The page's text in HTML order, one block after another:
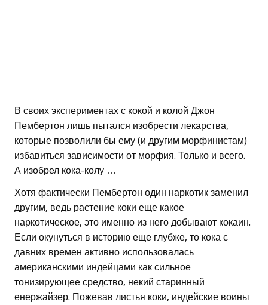
В своих экспериментах с кокой и колой Джон
Пембертон лишь пытался изобрести лекарства,
которые позволили бы ему (и другим морфинистам)
избавиться зависимости от морфия. Только и всего.
А изобрел кока-колу …
Хотя фактически Пембертон один наркотик заменил
другим, ведь растение коки еще какое
наркотическое, это именно из него добывают кокаин.
Если окунуться в историю еще глубже, то кока с
давних времен активно использовалась
американскими индейцами как сильное
тонизирующее средство, некий старинный
енержайзер. Пожевав листья коки, индейские воины